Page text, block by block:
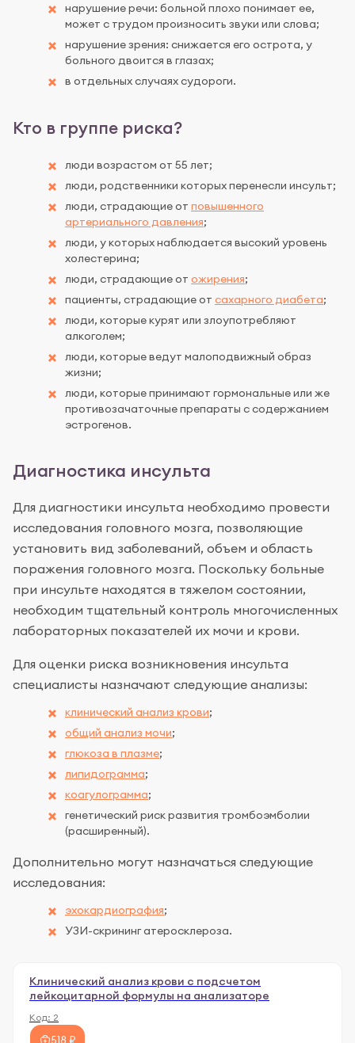
нарушение речи: больной плохо понимает ее,
может с трудом произносить звуки или слова;
нарушение зрения: снижается его острота, у
больного двоится в глазах;
в отдельных случаях судороги.
Кто в группе риска?
люди возрастом от 55 лет;
люди, родственники которых перенесли инсульт;
люди, страдающие от повышенного
артериального давления;
люди, у которых наблюдается высокий уровень
холестерина;
люди, страдающие от ожирения;
пациенты, страдающие от сахарного диабета;
люди, которые курят или злоупотребляют
алкоголем;
люди, которые ведут малоподвижный образ
жизни;
люди, которые принимают гормональные или же
противозачаточные препараты с содержанием
эстрогенов.
Диагностика инсульта
Для диагностики инсульта необходимо провести
исследования головного мозга, позволяющие
установить вид заболеваний, объем и область
поражения головного мозга. Поскольку больные
при инсульте находятся в тяжелом состоянии,
необходим тщательный контроль многочисленных
лабораторных показателей их мочи и крови.
Для оценки риска возникновения инсульта
специалисты назначают следующие анализы:
клинический анализ крови;
общий анализ мочи;
глюкоза в плазме;
липидограмма;
коагулограмма;
генетический риск развития тромбоэмболии
(расширенный).
Дополнительно могут назначаться следующие
исследования:
эхокардиография;
УЗИ-скрининг атеросклероза.
Клинический анализ крови с подсчетом
лейкоцитарной формулы на анализаторе
Код: 2
518 ₽